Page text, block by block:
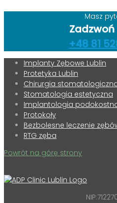
Masz
+48 81
Implanty Zębowe Lublin
Protetyka Lublin
Chirurgia
Stomatologia estetyczna
Implantologia
Protokoły
Bezbolesne leczenie
RTG zęba
Powrót na górę strony